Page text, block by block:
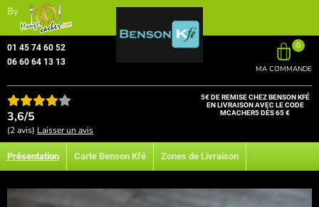
By
01 45 74 60 52
06 60 64 13 13
MA COMMANDE
0
3,6/5
(2 avis) Laisser un avis
5€ DE REMISE CHEZ BENSON KFÉ
EN LIVRAISON AVEC LE CODE
MCACHER5 DÈS 65 €
Présentation Carte Benson Kfé Zones de Livraison